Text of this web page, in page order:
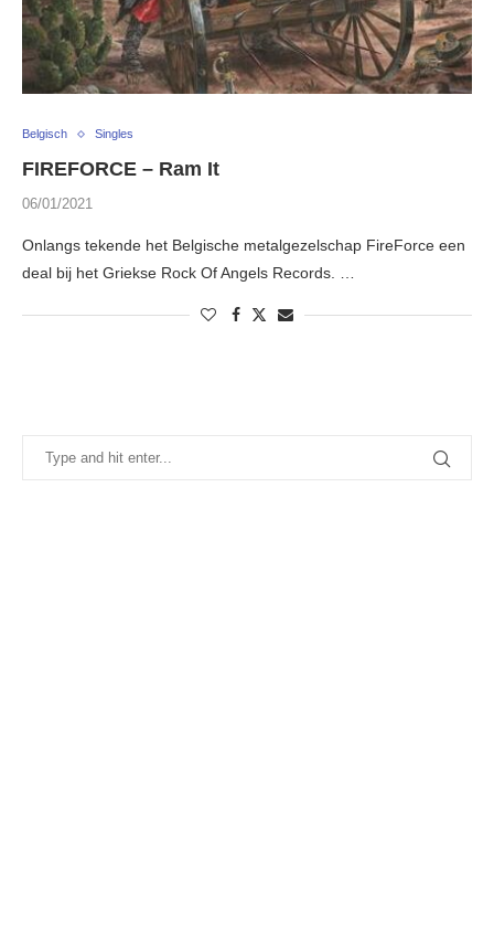
Belgisch Singles
FIREFORCE – Ram It
06/01/2021
Onlangs tekende het Belgische metalgezelschap FireForce een
deal bij het Griekse Rock Of Angels Records. …